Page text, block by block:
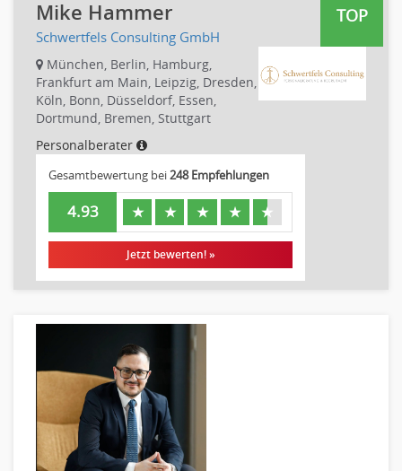
Referent
Anwaltschaft
Justiziariat, Rechtsabteilung
Notar-, Justizfachangestellter, Anwaltsfachgehilfe
Notariat
Anlageberatung, Vermögensberatung
Asset-/Fonds-Management
Börsenhandel
Banken, Finanzdienstleister und Versicherungen Compliance,
Firmenkundengeschäft
Investment-Banking
Kreditanalyse
Banken, Finanzdienstleister und Versicherungen Leitung,
Teamleitung
Mergers & Acquisitions
Privatkundengeschäft
Naturwissenschaften & Forschung
TOP
Mike Hammer
Schwertfels Consulting GmbH
München, Berlin, Hamburg,
Frankfurt am Main, Leipzig, Dresden,
Köln, Bonn, Düsseldorf, Essen,
Dortmund, Bremen, Stuttgart
Personalberater
Gesamtbewertung bei248 Empfehlungen
4.93 ★ ★ ★ ★ ★
Jetzt bewerten! »